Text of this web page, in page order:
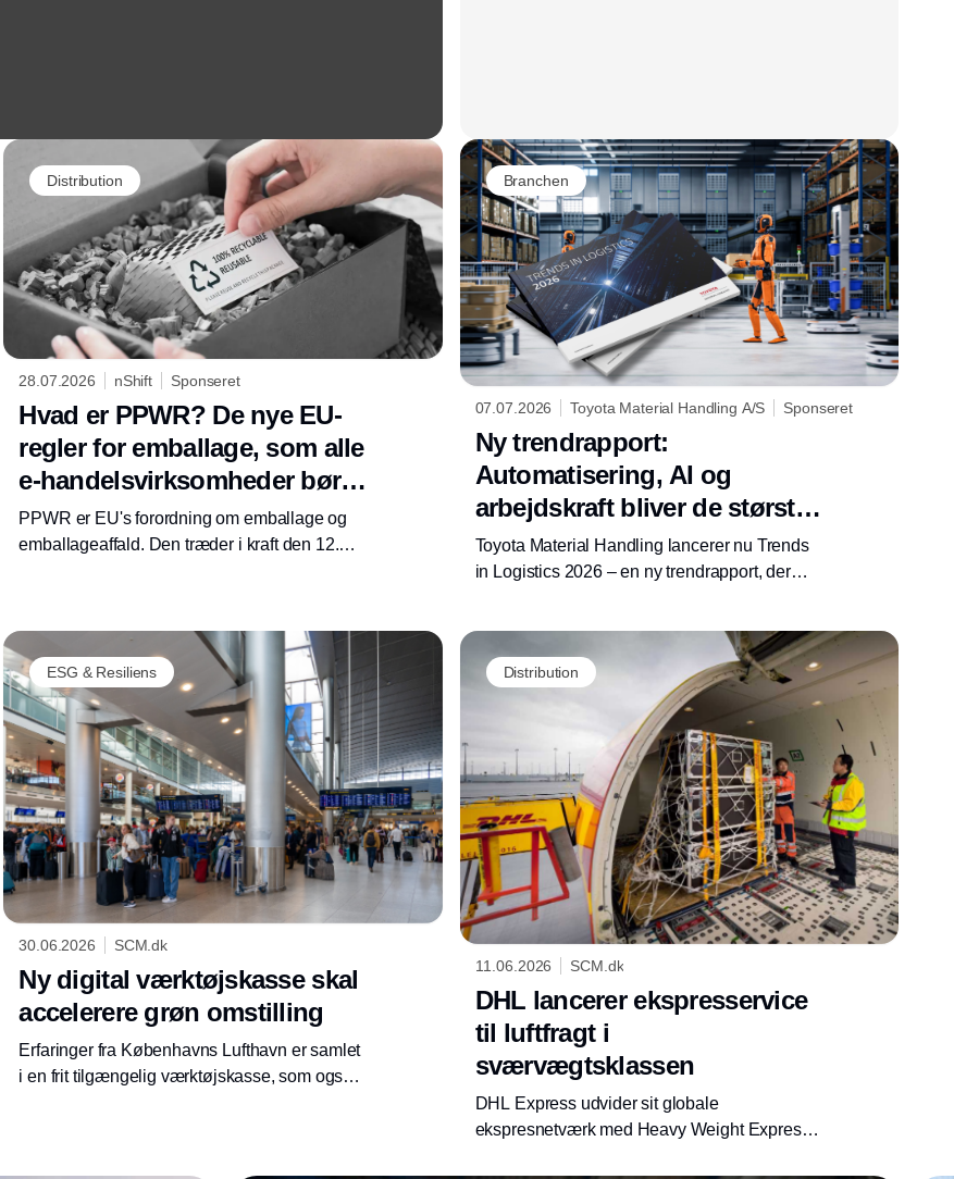
Distribution
28.07.2026 nShift Sponseret
Hvad er PPWR? De nye EU-
regler for emballage, som alle
e-handelsvirksomheder bør
kende før august 2026
PPWR er EU's forordning om emballage og
emballageaffald. Den træder i kraft den 12.
Branchen
07.07.2026 Toyota Material Handling A/S Sponseret
Ny trendrapport:
Automatisering, AI og
arbejdskraft bliver de største
dagsordener i
logistikbranchen
Toyota Material Handling lancerer nu Trends
in Logistics 2026 – en ny trendrapport, der
logistikbranchen i de kommende år.
Annonce
ESG & Resiliens
30.06.2026 SCM.dk
Ny digital værktøjskasse skal
accelerere grøn omstilling
Erfaringer fra Københavns Lufthavn er samlet
i en frit tilgængelig værktøjskasse, som også
Distribution
11.06.2026 SCM.dk
DHL lancerer ekspresservice
til luftfragt i
sværvægtsklassen
DHL Express udvider sit globale
ekspresnetværk med Heavy Weight Express,